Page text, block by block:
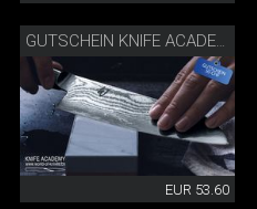
EUR 53.60